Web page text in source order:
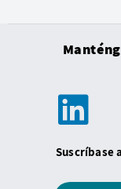
Suscríbase